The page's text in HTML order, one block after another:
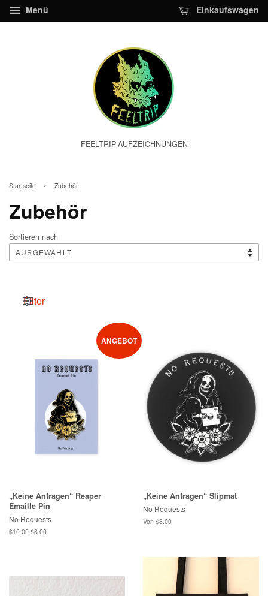
Menü Einkaufswagen
FEELTRIP-AUFZEICHNUNGEN
Startseite › Zubehör
Zubehör
Sortieren nach
Filter
ANGEBOT
„Keine Anfragen“ Reaper
Emaille Pin
No Requests
Normaler
$10.00 Sonderpreis
$8.00
„Keine Anfragen“ Slipmat
No Requests
Von $8.00